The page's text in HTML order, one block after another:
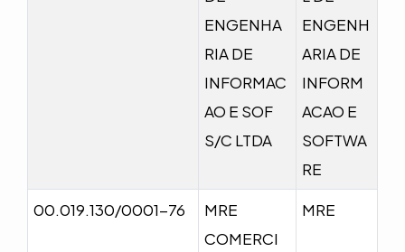
ENGENHA
RIA DE
INFORMAC
AO E SOF
S/C LTDA
ENGENH
ARIA DE
INFORM
ACAO E
SOFTWA
RE
00.019.130/0001-76
MRE
COMERCI
MRE